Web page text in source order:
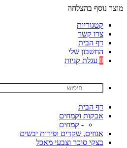
מוצר נוסף בהצלחה
קטגוריות
צרו קשר
דף הבית
החשבון שלי
0 עגלת קניות
דף הבית
אבקות וקמחים
- קמחים
אגוזים, שקדים ופירות יבשים
בצקי סוכר וצבעי מאכל